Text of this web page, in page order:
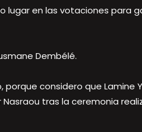
lugar en las votaciones para
Dembélé.
considero que Lamine
tras la ceremonia